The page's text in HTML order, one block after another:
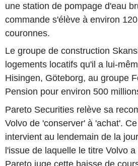
une station de pompage d'eau
commande s'élève à environ
couronnes.
Le groupe de construction
logements locatifs qu'il a lui-
Hisingen, Göteborg, au groupe
Pension pour environ 500
Pareto Securities relève sa
Volvo de 'conserver' à 'achat'.
intervient au lendemain de la
l'issue de laquelle le titre Volvo
Pareto juge cette baisse de